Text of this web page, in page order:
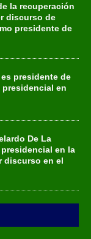
la recuperación
discurso de
presidente de
presidente de
en
De La
en la
discurso en el